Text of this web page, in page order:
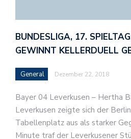
BUNDESLIGA, 17.
GEWINNT KELLERDUELL
General Dezember 22, 2018
Bayer 04 Leverkusen – Hertha
Leverkusen zeigte sich der
Tabellenplatz aus als starker
Minute traf der Leverkusener